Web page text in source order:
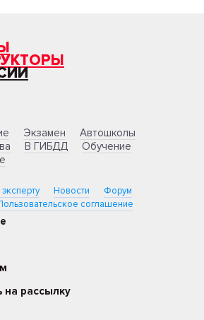
Экзамен
Автошколы
В ГИБДД
Обучение
Новости
Форум
соглашение
на рассылку